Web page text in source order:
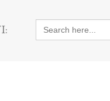
Search
for: